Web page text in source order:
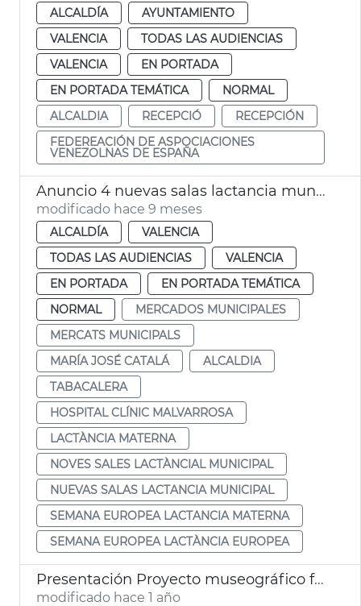
ALCALDÍA
AYUNTAMIENTO
VALENCIA
TODAS LAS AUDIENCIAS
VALENCIA
EN PORTADA
EN PORTADA TEMÁTICA
NORMAL
ALCALDIA
RECEPCIÓ
RECEPCIÓN
FEDEREACIÓN DE ASPOCIACIONES
VENEZOLNAS DE ESPAÑA
Anuncio 4 nuevas salas lactancia municipales 2025-26
modificado hace 9 meses
ALCALDÍA
VALENCIA
TODAS LAS AUDIENCIAS
VALENCIA
EN PORTADA
EN PORTADA TEMÁTICA
NORMAL
MERCADOS MUNICIPALES
MERCATS MUNICIPALS
MARÍA JOSÉ CATALÁ
ALCALDIA
TABACALERA
HOSPITAL CLÍNIC MALVARROSA
LACTÀNCIA MATERNA
NOVES SALES LACTÀNCIAL MUNICIPAL
NUEVAS SALAS LACTANCIA MUNICIPAL
SEMANA EUROPEA LACTANCIA MATERNA
SEMANA EUROPEA LACTÀNCIA EUROPEA
Presentación Proyecto museográfico futuro Centro Interpretación Santo Cáliz
modificado hace 1 año